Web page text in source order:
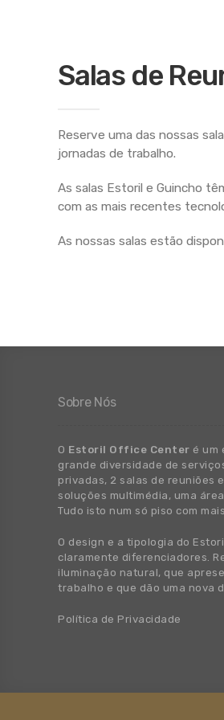
Salas de
Reserve uma das nossas
jornadas de trabalho.
As salas Estoril e Guincho
com as mais recentes
As nossas salas estão
Sobre Nós
O Estoril Office Center é um
grande diversidade de
privadas, 2 salas de reuniões
soluções multimédia, uma
Tudo isto num só piso com
O design e a tipologia do
claramente diferenciadores.
iluminação natural, que
trabalho e que dão uma nova
Política de Privacidade